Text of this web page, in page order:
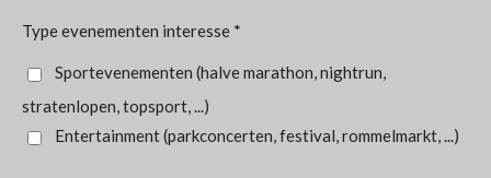
Type evenementen interesse *
Sportevenementen (halve marathon, nightrun,
stratenlopen, topsport, ...)
Entertainment (parkconcerten, festival, rommelmarkt, ...)